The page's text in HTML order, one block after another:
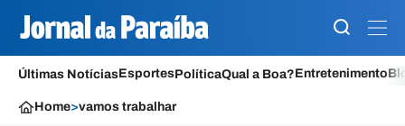
Últimas NotíciasEsportesPolíticaQual a Boa?Entretenimento
Home>vamos trabalhar